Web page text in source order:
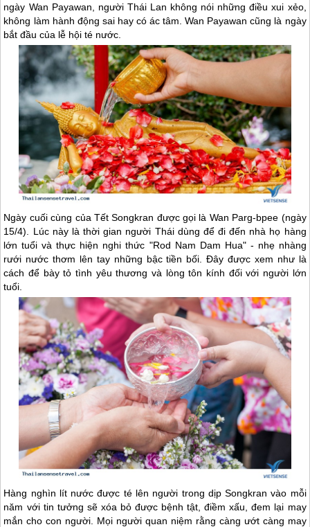
ngày Wan Payawan, người Thái Lan không nói những điều xui xẻo,
không làm hành động sai hay có ác tâm. Wan Payawan cũng là ngày
bắt đầu của lễ hội té nước.
Ngày cuối cùng của Tết Songkran được gọi là Wan Parg-bpee (ngày
15/4). Lúc này là thời gian người Thái dùng để đi đến nhà họ hàng
lớn tuổi và thực hiện nghi thức "Rod Nam Dam Hua" - nhẹ nhàng
rưới nước thơm lên tay những bậc tiền bối. Đây được xem như là
cách để bày tỏ tình yêu thương và lòng tôn kính đối với người lớn
tuổi.
Hàng nghìn lít nước được té lên người trong dịp Songkran vào mỗi
năm với tin tưởng sẽ xóa bỏ được bệnh tật, điềm xấu, đem lại may
mắn cho con người. Mọi người quan niệm rằng càng ướt càng may